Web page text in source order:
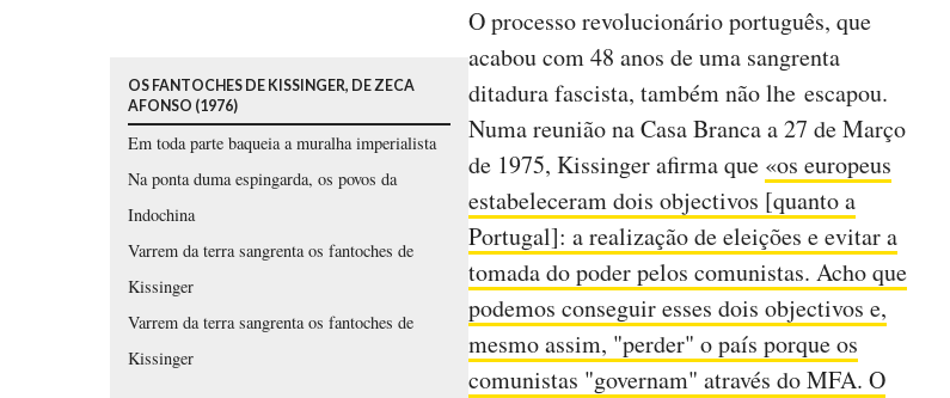
OS FANTOCHES DE KISSINGER, DE ZECA
AFONSO (1976)
Em toda parte baqueia a muralha imperialista
Na ponta duma espingarda, os povos da
Indochina
Varrem da terra sangrenta os fantoches de
Kissinger
Varrem da terra sangrenta os fantoches de
Kissinger
O processo revolucionário português, que
acabou com 48 anos de uma sangrenta
ditadura fascista, também não lhe escapou.
Numa reunião na Casa Branca a 27 de Março
de 1975, Kissinger afirma que «os europeus
estabeleceram dois objectivos [quanto a
Portugal]: a realização de eleições e evitar a
tomada do poder pelos comunistas. Acho que
podemos conseguir esses dois objectivos e,
mesmo assim, "perder" o país porque os
comunistas "governam" através do MFA. O